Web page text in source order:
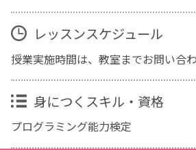
レッスンスケジュール
授業実施時間は、教室までお問い合
身につくスキル・資格
プログラミング能力検定